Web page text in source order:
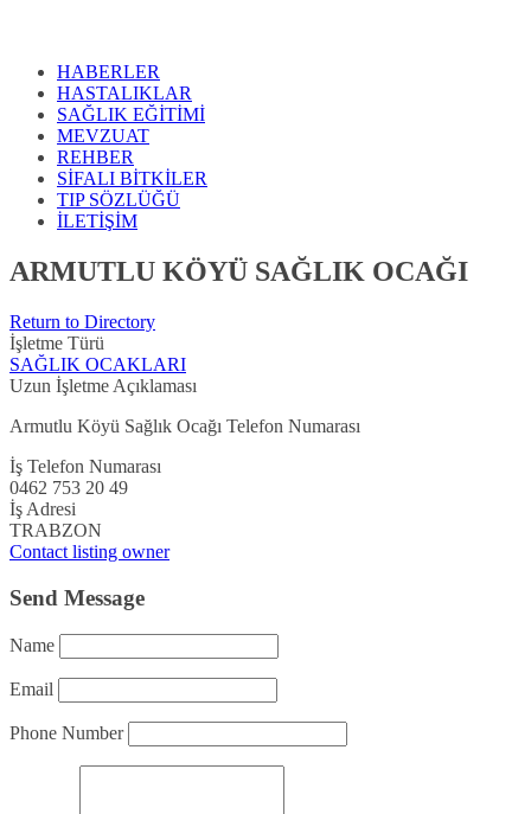
HABERLER
HASTALIKLAR
SAĞLIK EĞİTİMİ
MEVZUAT
REHBER
SİFALI BİTKİLER
TIP SÖZLÜĞÜ
İLETİŞİM
ARMUTLU KÖYÜ SAĞLIK OCAĞI
Return to Directory
İşletme Türü
SAĞLIK OCAKLARI
Uzun İşletme Açıklaması
Armutlu Köyü Sağlık Ocağı Telefon Numarası
İş Telefon Numarası
0462 753 20 49
İş Adresi
TRABZON
Contact listing owner
Send Message
Name
Email
Phone Number